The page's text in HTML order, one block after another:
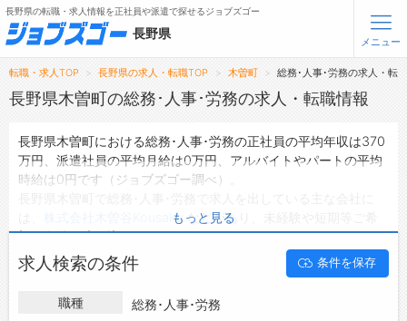
無料会員登録 ログイン
メニュー
トップ
タップで簡単に求人を探す
【初めての方へ】
長野県の求人検索で選ばれる理由
長野県の転職・求人情報を正社員や派遣で探せるジョブズゴー
長野県
メニュー
転職・求人TOP 長野県の求人・転職TOP 木曽町 総務･人事･労務の求人・転
長野県木曽町の総務･人事･労務の求人・転職情報
長野県木曽町における総務･人事･労務の正社員の平均年収は370
万円、派遣社員の平均月給は0万円、アルバイトやパートの平均
時給は0円です（ジョブズゴー調べ）。
株式会社木曽谷Kousaku.などがあり、未経験や短期等ご希
望の条件で絞り込みができます。
長野県木曽町の地域密着型の求人サイトであるジョブズゴーでは
長野県木曽町の求人情報を1件取り扱っており、そのうち正社員
は1件、
は0件です。
もっと見る
求人検索の条件 条件を保存
職種
総務･人事･労務